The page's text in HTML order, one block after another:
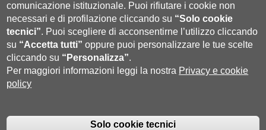
comunicazione istituzionale. Puoi rifiutare i cookie non
necessari e di profilazione cliccando su “Solo cookie
tecnici”. Puoi scegliere di acconsentirne l’utilizzo cliccando
su “Accetta tutti” oppure puoi personalizzare le tue scelte
cliccando su “Personalizza”.
Per maggiori informazioni leggi la nostra Privacy e cookie
policy
Solo cookie tecnici